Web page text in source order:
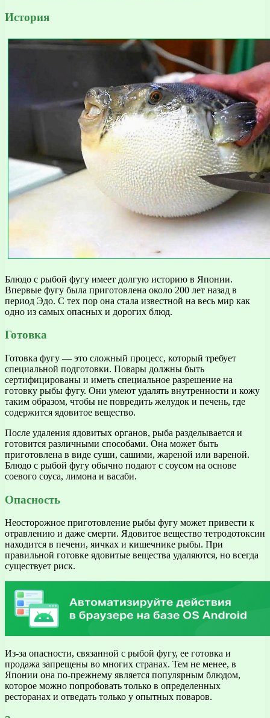
История
Блюдо с рыбой фугу имеет долгую историю в Японии.
Впервые фугу была приготовлена около 200 лет назад в
период Эдо. С тех пор она стала известной на весь мир как
одно из самых опасных и дорогих блюд.
Готовка
Готовка фугу — это сложный процесс, который требует
специальной подготовки. Повары должны быть
сертифицированы и иметь специальное разрешение на
готовку рыбы фугу. Они умеют удалять внутренности и кожу
таким образом, чтобы не повредить желудок и печень, где
содержится ядовитое вещество.
После удаления ядовитых органов, рыба разделывается и
готовится различными способами. Она может быть
приготовлена в виде суши, сашими, жареной или вареной.
Блюдо с рыбой фугу обычно подают с соусом на основе
соевого соуса, лимона и васаби.
Опасность
Неосторожное приготовление рыбы фугу может привести к
отравлению и даже смерти. Ядовитое вещество тетродотоксин
находится в печени, яичках и кишечнике рыбы. При
правильной готовке ядовитые вещества удаляются, но всегда
существует риск.
Из-за опасности, связанной с рыбой фугу, ее готовка и
продажа запрещены во многих странах. Тем не менее, в
Японии она по-прежнему является популярным блюдом,
которое можно попробовать только в определенных
ресторанах и отведать только у опытных поваров.